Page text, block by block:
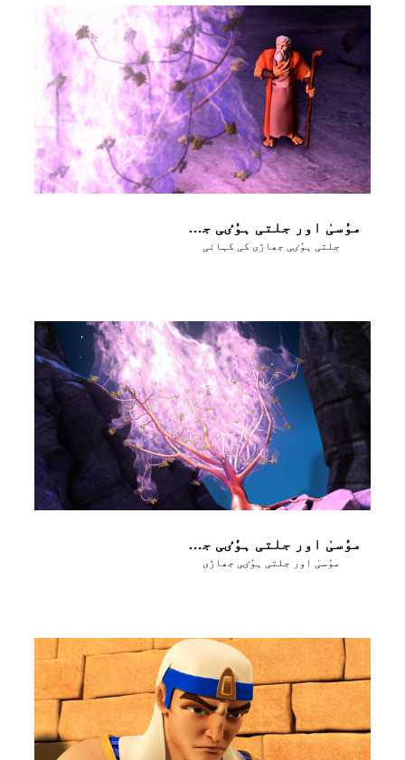
موُسیٰ اور جلتی ہوُٸی جھاڑی ــ حِصہ 2
جلتی ہوُٸی جھاڑی کی کہانی
موُسیٰ اور جلتی ہوُٸی جھاڑی ــ حِصہ 1
موُسیٰ اور جلتی ہوُٸی جھاڑی